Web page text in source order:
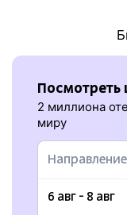
Посмотреть
2 миллиона
миру